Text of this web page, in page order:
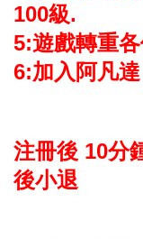
100級.
5:遊戲轉重
6:加入阿凡
注冊後 10分
後小退